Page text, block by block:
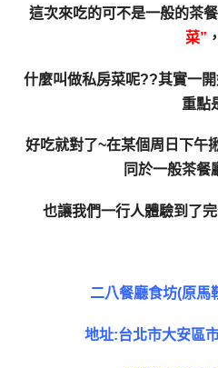
這次來吃的可不是一般的茶
菜” ，
什麼叫做私房菜呢??其實一
重點
好吃就對了~在某個周日下午
同於一般茶餐
也讓我們一行人體驗到了
二八餐廳食坊(原馬
地址:台北市大安區